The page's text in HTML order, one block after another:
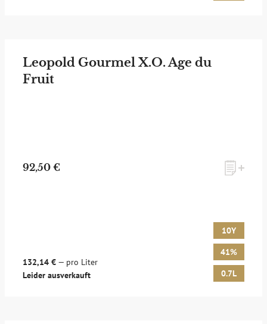
Leopold Gourmel X.O. Age du
Fruit
92,50 €
132,14 € — pro Liter
Leider ausverkauft
10Y
41%
0.7L
Möchten Sie ein für Newsletter-Abonnenten exklusives
auf dem Laufenden gehalten werden? Dann melden Sie sich